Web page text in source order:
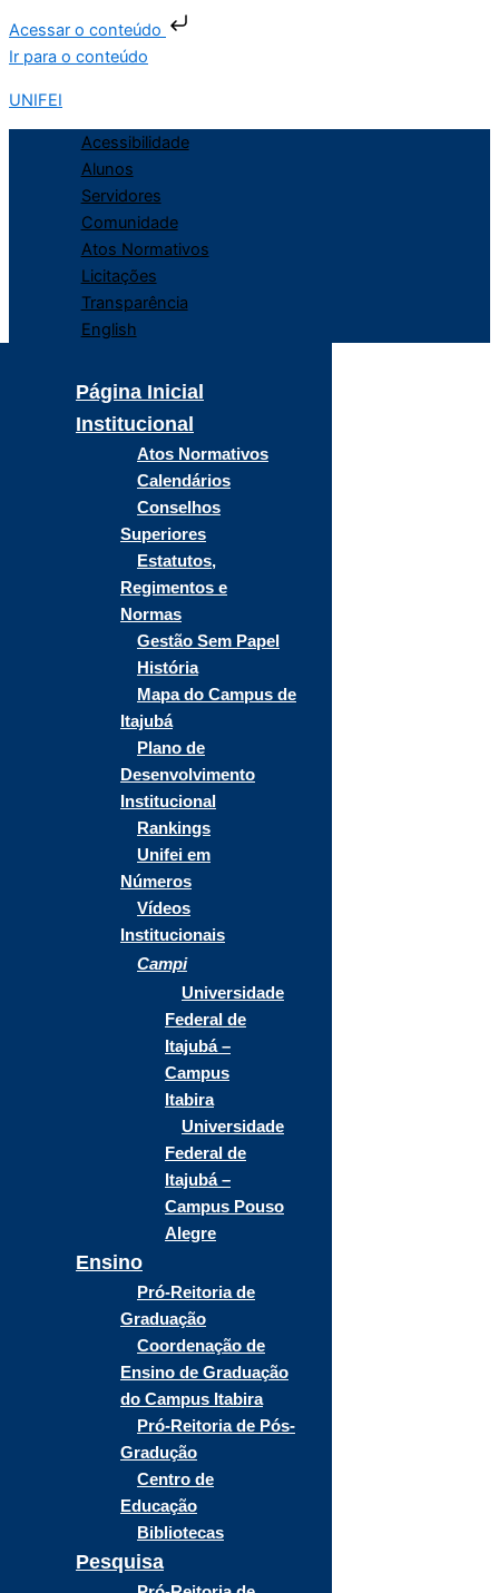
Acessar o conteúdo
Ir para o conteúdo
UNIFEI
Acessibilidade
Alunos
Servidores
Comunidade
Atos Normativos
Licitações
Transparência
English
Página Inicial
Institucional
Atos Normativos
Calendários
Conselhos
Superiores
Estatutos,
Regimentos e
Normas
Gestão Sem Papel
História
Mapa do Campus de
Itajubá
Plano de
Desenvolvimento
Institucional
Rankings
Unifei em
Números
Vídeos
Institucionais
Campi
Universidade
Federal de
Itajubá –
Campus
Itabira
Universidade
Federal de
Itajubá –
Campus Pouso
Alegre
Ensino
Pró-Reitoria de
Graduação
Coordenação de
Ensino de Graduação
do Campus Itabira
Pró-Reitoria de Pós-
Gradução
Centro de
Educação
Bibliotecas
Pesquisa